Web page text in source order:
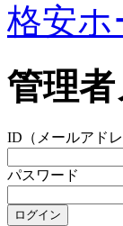
格安ホ
管理
ID（メールアドレ
パスワード